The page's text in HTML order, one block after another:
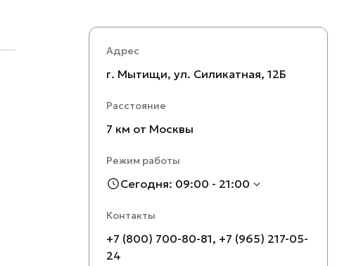
Адрес
г. Мытищи, ул. Силикатная, 12Б
Расстояние
7 км от Москвы
Режим работы
Сегодня: 09:00 - 21:00
Контакты
+7 (800) 700-80-81, +7 (965) 217-05-
24